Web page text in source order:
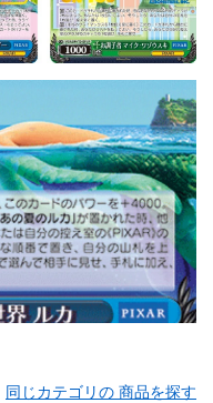
同じカテゴリの 商品を探す